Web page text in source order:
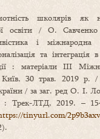
школярів як
освіти / О.
і
та інтеграція
: матеріали ІІІ
30 трав. 2019 р. /
/ за заг. ред О. І.
: Трек-ЛТД, 2019. –
tinyurl.com/2p9b3axv